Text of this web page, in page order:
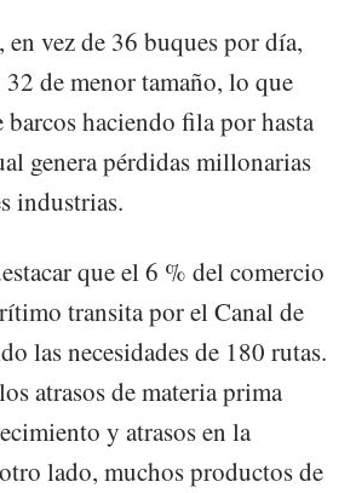
en vez de 36 buques por día,
de menor tamaño, lo que
barcos haciendo fila por hasta
genera pérdidas millonarias
industrias.
que el 6 % del comercio
transita por el Canal de
las necesidades de 180 rutas.
atrasos de materia prima
y atrasos en la
lado, muchos productos de